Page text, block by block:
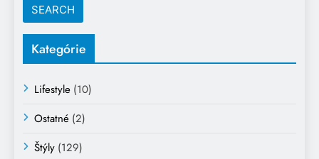
Kategórie
Lifestyle (10)
Ostatné (2)
Štýly (129)